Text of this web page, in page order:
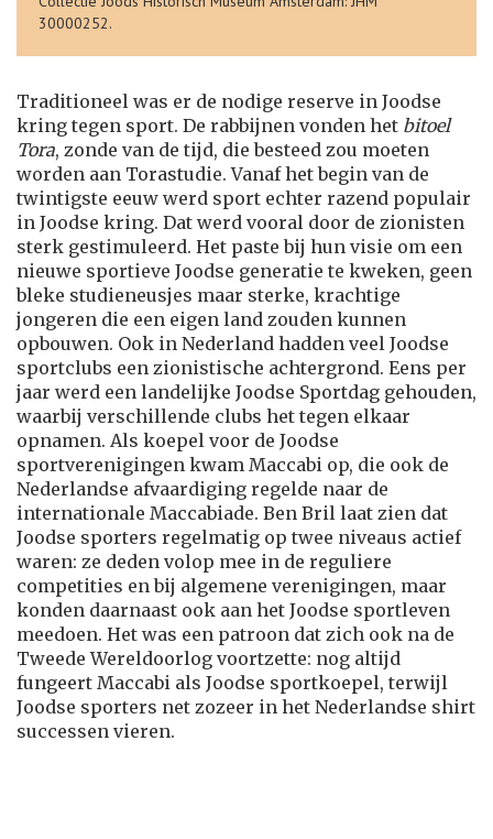
30000252.
Traditioneel was er de nodige reserve in Joodse
kring tegen sport. De rabbijnen vonden het bitoel
Tora, zonde van de tijd, die besteed zou moeten
worden aan Torastudie. Vanaf het begin van de
twintigste eeuw werd sport echter razend populair
in Joodse kring. Dat werd vooral door de zionisten
sterk gestimuleerd. Het paste bij hun visie om een
nieuwe sportieve Joodse generatie te kweken, geen
bleke studieneusjes maar sterke, krachtige
jongeren die een eigen land zouden kunnen
opbouwen. Ook in Nederland hadden veel Joodse
sportclubs een zionistische achtergrond. Eens per
jaar werd een landelijke Joodse Sportdag gehouden,
waarbij verschillende clubs het tegen elkaar
opnamen. Als koepel voor de Joodse
sportverenigingen kwam Maccabi op, die ook de
Nederlandse afvaardiging regelde naar de
internationale Maccabiade. Ben Bril laat zien dat
Joodse sporters regelmatig op twee niveaus actief
waren: ze deden volop mee in de reguliere
competities en bij algemene verenigingen, maar
konden daarnaast ook aan het Joodse sportleven
meedoen. Het was een patroon dat zich ook na de
Tweede Wereldoorlog voortzette: nog altijd
fungeert Maccabi als Joodse sportkoepel, terwijl
Joodse sporters net zozeer in het Nederlandse shirt
successen vieren.